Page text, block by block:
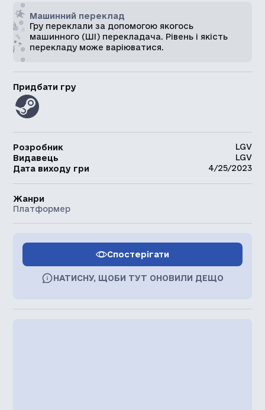
Машинний переклад
Гру переклали за допомогою якогось
машинного (ШІ) перекладача. Рівень і якість
перекладу може варіюватися.
Придбати гру
Розробник
LGV
Видавець
LGV
Дата виходу гри
4/25/2023
Жанри
Платформер
Спостерігати
НАТИСНУ, ЩОБИ ТУТ ОНОВИЛИ ДЕЩО